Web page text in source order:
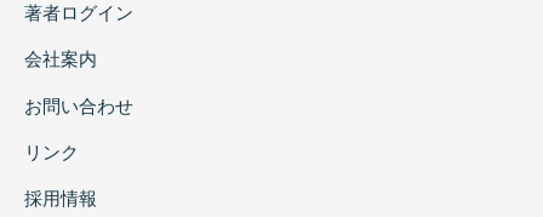
著者ログイン
会社案内
お問い合わせ
リンク
採用情報